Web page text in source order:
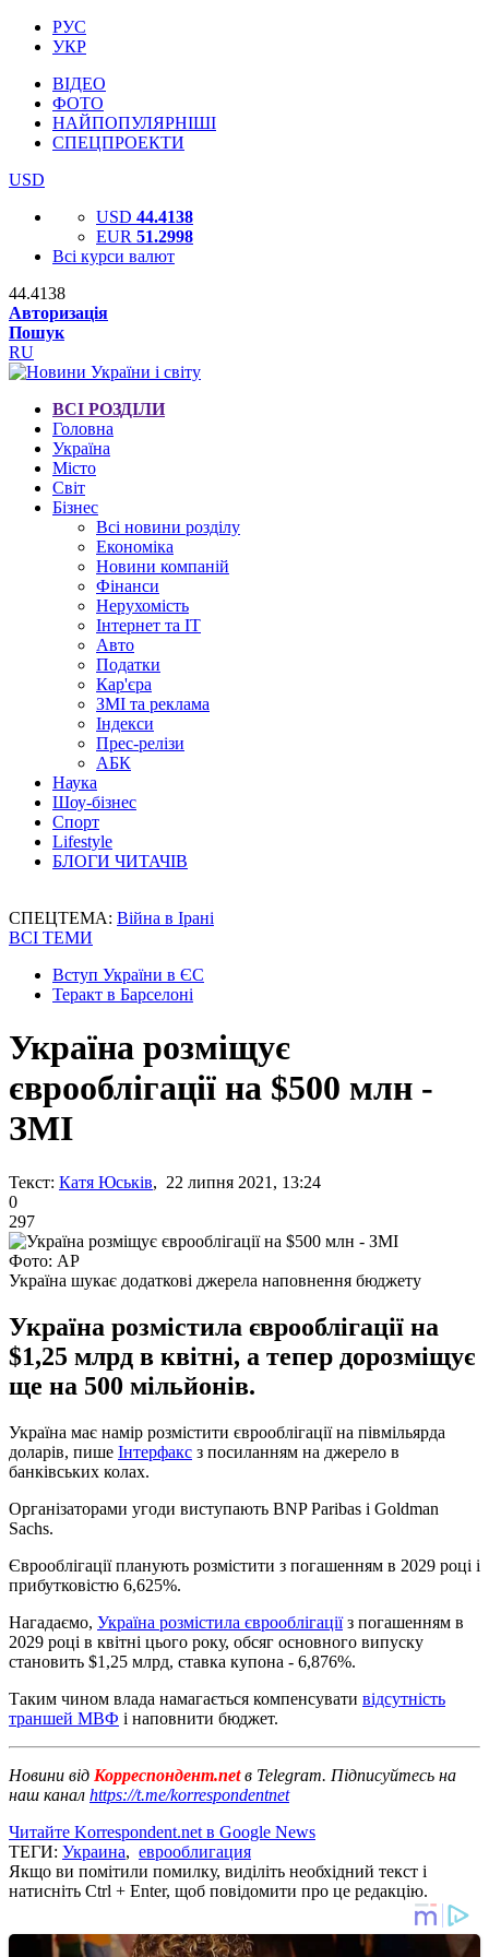
РУС
УКР
ВІДЕО
ФОТО
НАЙПОПУЛЯРНІШІ
СПЕЦПРОЕКТИ
USD
USD 44.4138
EUR 51.2998
Всі курси валют
44.4138
Авторизація
Пошук
RU
ВСІ РОЗДІЛИ
Головна
Україна
Місто
Світ
Бізнес
Всі новини розділу
Економіка
Новини компаній
Фінанси
Нерухомість
Інтернет та IT
Авто
Податки
Кар'єра
ЗМІ та реклама
Індекси
Прес-релізи
АБК
Наука
Шоу-бізнес
Спорт
Lifestyle
БЛОГИ ЧИТАЧІВ
СПЕЦТЕМА: Війна в Ірані
ВСІ ТЕМИ
Вступ України в ЄС
Теракт в Барселоні
Україна розміщує
єврооблігації на $500 млн -
ЗМІ
Текст: Катя Юськів, 22 липня 2021, 13:24
0
297
Фото: AP
Україна шукає додаткові джерела наповнення бюджету
Україна розмістила єврооблігації на
$1,25 млрд в квітні, а тепер дорозміщує
ще на 500 мільйонів.
Україна має намір розмістити єврооблігації на півмільярда
доларів, пише Інтерфакс з посиланням на джерело в
банківських колах.
Організаторами угоди виступають BNP Paribas і Goldman
Sachs.
Єврооблігації планують розмістити з погашенням в 2029 році і
прибутковістю 6,625%.
Нагадаємо, Україна розмістила єврооблігаціїз погашенням в
2029 році в квітні цього року, обсяг основного випуску
становить $1,25 млрд, ставка купона - 6,876%.
Таким чином влада намагається компенсувати відсутність
траншей МВФ і наповнити бюджет.
Новини від Корреспондент.netв Telegram. Підписуйтесь на
наш канал https://t.me/korrespondentnet
Читайте Korrespondent.net в Google News
ТЕГИ: Украина, еврооблигация
Якщо ви помітили помилку, виділіть необхідний текст і
натисніть Ctrl + Enter, щоб повідомити про це редакцію.